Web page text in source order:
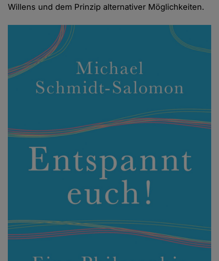
Willens und dem Prinzip alternativer Möglichkeiten.